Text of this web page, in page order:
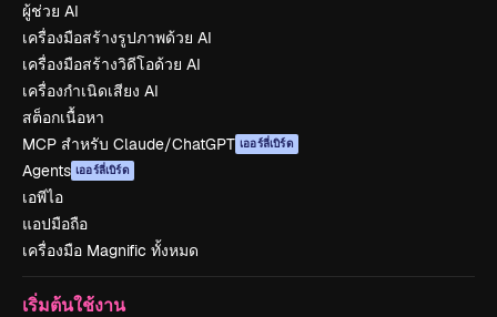
ผู้ช่วย AI
เครื่องมือสร้างรูปภาพด้วย AI
เครื่องมือสร้างวิดีโอด้วย AI
เครื่องกำเนิดเสียง AI
สต็อกเนื้อหา
MCP สำหรับ Claude/ChatGPT เออร์ลี่เบิร์ด
Agents เออร์ลี่เบิร์ด
เอพีไอ
แอปมือถือ
เครื่องมือ Magnific ทั้งหมด
เริ่มต้นใช้งาน